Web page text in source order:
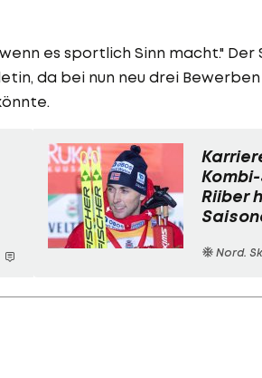
es sportlich Sinn macht."
da bei nun neu drei
Riiber
Nord.